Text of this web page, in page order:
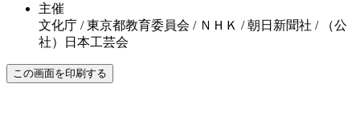
主催
文化庁 / 東京都教育委員会 / ＮＨＫ / 朝日新聞社 / （公
社）日本工芸会
この画面を印刷する